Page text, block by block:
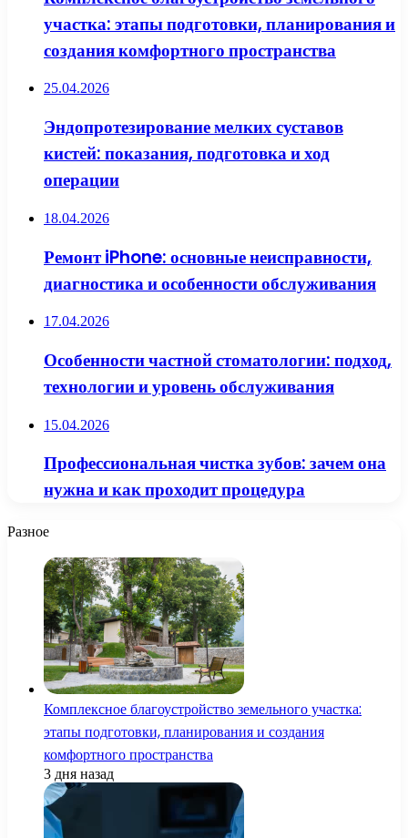
участка: этапы подготовки, планирования и
создания комфортного пространства
25.04.2026
Эндопротезирование мелких суставов
кистей: показания, подготовка и ход
операции
18.04.2026
Ремонт iPhone: основные неисправности,
диагностика и особенности обслуживания
17.04.2026
Особенности частной стоматологии: подход,
технологии и уровень обслуживания
15.04.2026
Профессиональная чистка зубов: зачем она
нужна и как проходит процедура
Разное
Комплексное благоустройство земельного участка:
этапы подготовки, планирования и создания
комфортного пространства
3 дня назад